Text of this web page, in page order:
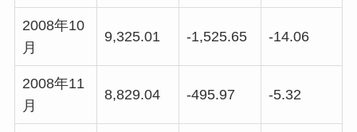
2008年10
月
9,325.01 -1,525.65 -14.06
2008年11
月
8,829.04 -495.97 -5.32